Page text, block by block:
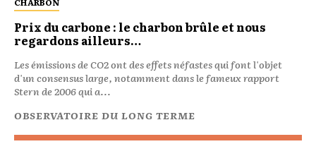
Prix du carbone : le charbon brûle et nous
regardons ailleurs…
Les émissions de CO2 ont des effets néfastes qui font l'objet
d'un consensus large, notamment dans le fameux rapport
Stern de 2006 qui a...
OBSERVATOIRE DU LONG TERME